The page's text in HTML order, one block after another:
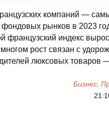
компаний —
фондовых рынков в 2023
французский индекс
рост связан с
люксовых товаров
Бизнес,